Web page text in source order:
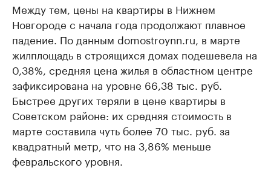
Между тем, цены на квартиры в Нижнем
Новгороде с начала года продолжают плавное
падение. По данным domostroynn.ru, в марте
жилплощадь в строящихся домах подешевела на
0,38%, средняя цена жилья в областном центре
зафиксирована на уровне 66,38 тыс. руб.
Быстрее других теряли в цене квартиры в
Советском районе: их средняя стоимость в
марте составила чуть более 70 тыс. руб. за
квадратный метр, что на 3,86% меньше
февральского уровня.